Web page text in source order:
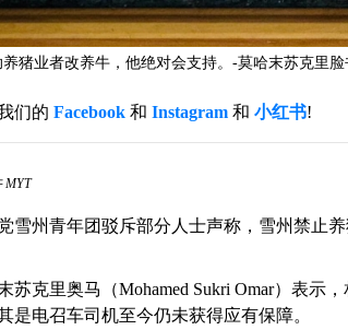
猪业者改养牛，他绝对会支持。-莫哈末苏克里脸
们的 Facebook 和 Instagram 和 小红书!
MYT
雪州青年团驳斥部分人士声称，雪州禁止
苏克里奥马（Mohamed Sukri Omar）表示
是电召车司机至今仍未获得应有保障。